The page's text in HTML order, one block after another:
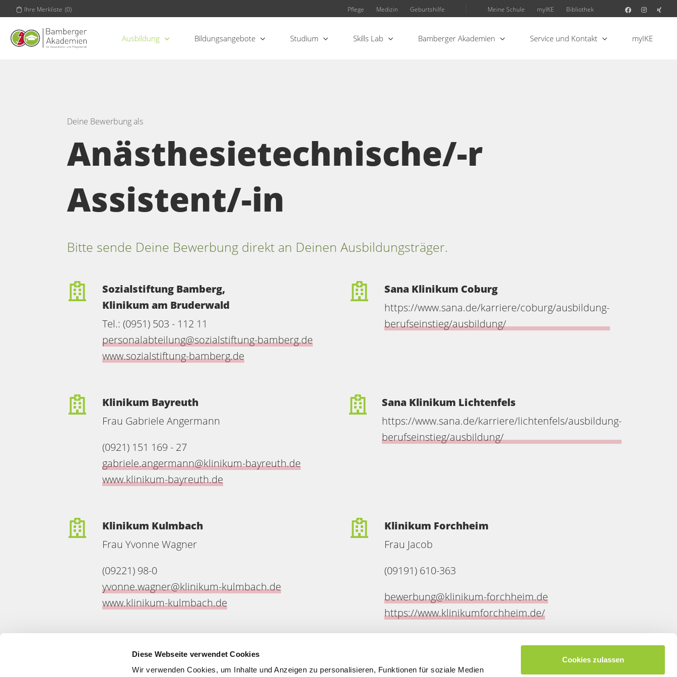
Diese Webseite verwendet Cookies
Wir verwenden Cookies, um Inhalte und Anzeigen zu personalisieren, Funktionen für soziale Medien
Cookies zulassen
Ihre Merkliste (0) Pflege Medizin Geburtshilfe Meine Schule myIKE Bibliothek
Ausbildung Bildungsangebote Studium Skills Lab Bamberger Akademien Service und Kontakt myIKE
Deine Bewerbung als
Anästhesietechnische/-r
Assistent/-in
Bitte sende Deine Bewerbung direkt an Deinen Ausbildungsträger.
Sozialstiftung Bamberg,
Klinikum am Bruderwald
Tel.: (0951) 503 - 112 11
personalabteilung@sozialstiftung-bamberg.de
www.sozialstiftung-bamberg.de
Sana Klinikum Coburg
https://www.sana.de/karriere/coburg/ausbildung-
berufseinstieg/ausbildung/
Klinikum Bayreuth
Frau Gabriele Angermann
(0921) 151 169 - 27
gabriele.angermann@klinikum-bayreuth.de
www.klinikum-bayreuth.de
Sana Klinikum Lichtenfels
https://www.sana.de/karriere/lichtenfels/ausbildung-
berufseinstieg/ausbildung/
Klinikum Kulmbach
Frau Yvonne Wagner
(09221) 98-0
yvonne.wagner@klinikum-kulmbach.de
www.klinikum-kulmbach.de
Klinikum Forchheim
Frau Jacob
(09191) 610-363
bewerbung@klinikum-forchheim.de
https://www.klinikumforchheim.de/